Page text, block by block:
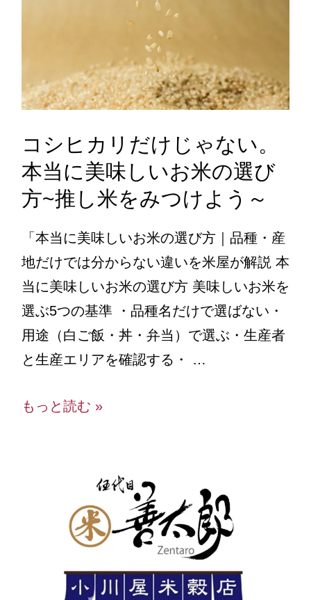
コシヒカリだけじゃない。
本当に美味しいお米の選び
方~推し米をみつけよう～
「本当に美味しいお米の選び方｜品種・産
地だけでは分からない違いを米屋が解説 本
当に美味しいお米の選び方 美味しいお米を
選ぶ5つの基準 ・品種名だけで選ばない・
用途（白ご飯・丼・弁当）で選ぶ・生産者
と生産エリアを確認する・ …
もっと読む »